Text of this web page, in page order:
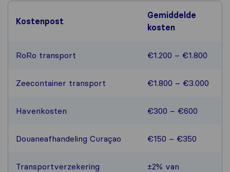
Kostenpost
Gemiddelde
kosten
RoRo transport €1.200 – €1.800
Zeecontainer transport €1.800 – €3.000
Havenkosten €300 – €600
Douaneafhandeling Curaçao €150 – €350
Transportverzekering
±2% van